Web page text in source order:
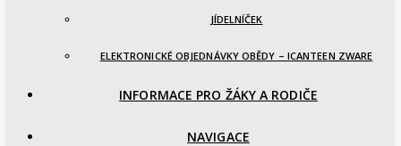
JÍDELNÍČEK
ELEKTRONICKÉ OBJEDNÁVKY OBĚDY – ICANTEEN ZWARE
INFORMACE PRO ŽÁKY A RODIČE
NAVIGACE